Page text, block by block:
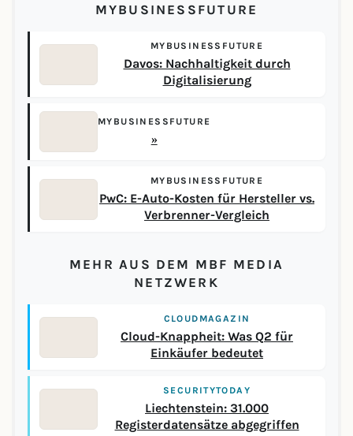
MYBUSINESSFUTURE
MYBUSINESSFUTURE
Davos: Nachhaltigkeit durch
Digitalisierung
MYBUSINESSFUTURE
»
MYBUSINESSFUTURE
PwC: E-Auto-Kosten für Hersteller vs.
Verbrenner-Vergleich
MEHR AUS DEM MBF MEDIA
NETZWERK
CLOUDMAGAZIN
Cloud-Knappheit: Was Q2 für
Einkäufer bedeutet
SECURITYTODAY
Liechtenstein: 31.000
Registerdatensätze abgegriffen